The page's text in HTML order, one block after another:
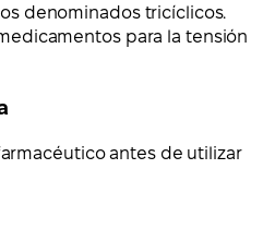
denominados tricíclicos.
para la tensión
antes de utilizar